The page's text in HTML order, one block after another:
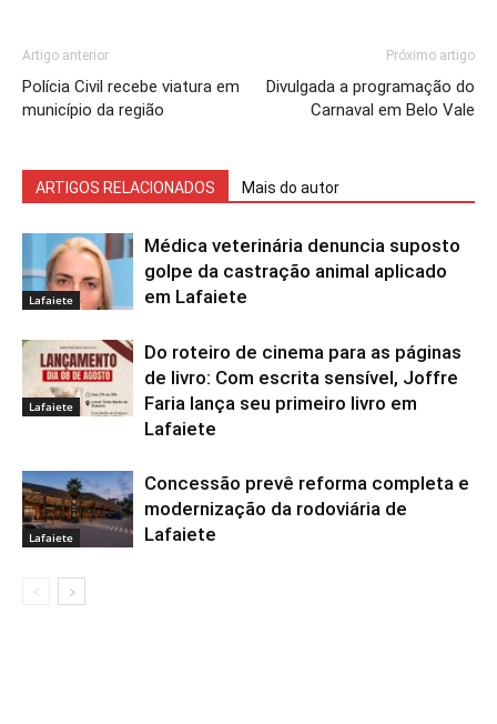
Artigo anterior
Polícia Civil recebe viatura em
município da região
Próximo artigo
Divulgada a programação do
Carnaval em Belo Vale
ARTIGOS RELACIONADOS Mais do autor
Lafaiete
Médica veterinária denuncia suposto
golpe da castração animal aplicado
em Lafaiete
Lafaiete
Do roteiro de cinema para as páginas
de livro: Com escrita sensível, Joffre
Faria lança seu primeiro livro em
Lafaiete
Lafaiete
Concessão prevê reforma completa e
modernização da rodoviária de
Lafaiete